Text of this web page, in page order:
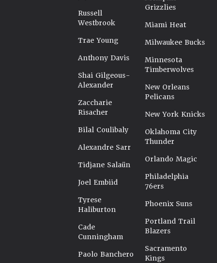
Russell
Westbrook
Trae Young
Anthony Davis
Shai Gilgeous-
Alexander
Zaccharie
Risacher
Bilal Coulibaly
Alexandre Sarr
Tidjane Salaün
Joel Embiid
Tyrese
Haliburton
Cade
Cunningham
Paolo Banchero
Grizzlies
Miami Heat
Milwaukee Bucks
Minnesota
Timberwolves
New Orleans
Pelicans
New York Knicks
Oklahoma City
Thunder
Orlando Magic
Philadelphia
76ers
Phoenix Suns
Portland Trail
Blazers
Sacramento
Kings